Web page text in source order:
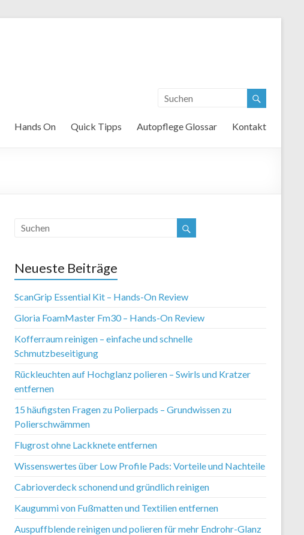
Hands On Quick Tipps Autopflege Glossar Kontakt
Neueste Beiträge
ScanGrip Essential Kit – Hands-On Review
Gloria FoamMaster Fm30 – Hands-On Review
Kofferraum reinigen – einfache und schnelle
Schmutzbeseitigung
Rückleuchten auf Hochglanz polieren – Swirls und Kratzer
entfernen
15 häufigsten Fragen zu Polierpads – Grundwissen zu
Polierschwämmen
Flugrost ohne Lackknete entfernen
Wissenswertes über Low Profile Pads: Vorteile und Nachteile
Cabrioverdeck schonend und gründlich reinigen
Kaugummi von Fußmatten und Textilien entfernen
Auspuffblende reinigen und polieren für mehr Endrohr-Glanz